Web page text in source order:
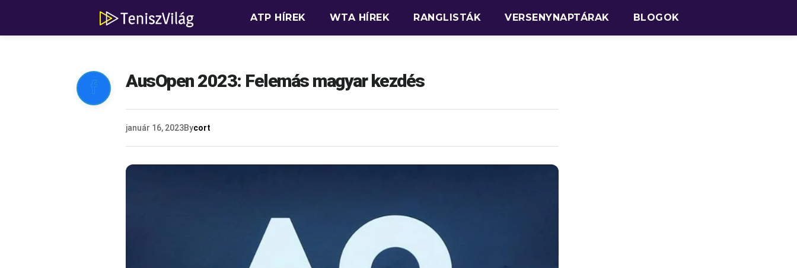
ATP HÍREK WTA HÍREK RANGLISTÁK VERSENYNAPTÁRAK BLOGOK
 AusOpen 2023: Felemás magyar kezdés
január 16, 2023Bycort